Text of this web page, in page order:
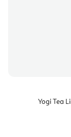
Yogi Tea